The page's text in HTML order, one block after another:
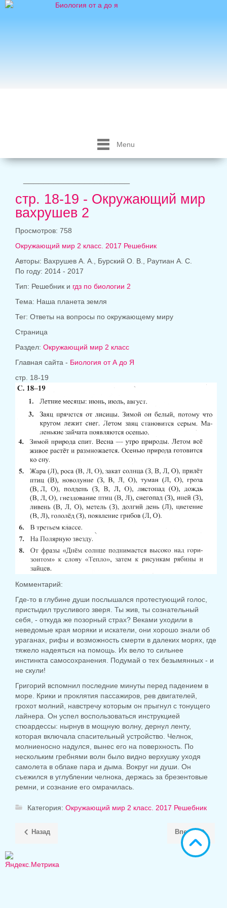
Menu
стр. 18-19 - Окружающий мир
вахрушев 2
Просмотров: 758
Окружающий мир 2 класс. 2017 Решебник
Авторы: Вахрушев А. А., Бурский О. В., Раутиан А. С.
По году: 2014 - 2017
Тип: Решебник и гдз по биологии 2
Тема: Наша планета земля
Тег: Ответы на вопросы по окружающему миру
Страница
Раздел: Окружающий мир 2 класс
Главная сайта - Биология от А до Я
стр. 18-19
Комментарий:
Где-то в глубине души послышался протестующий голос,
пристыдил трусливого зверя. Ты жив, ты сознательный
себя, - откуда же позорный страх? Веками уходили в
неведомые края моряки и искатели, они хорошо знали об
ураганах, рифы и возможность смерти в далеких морях, где
тяжело надеяться на помощь. Их вело то сильнее
инстинкта самосохранения. Подумай о тех безымянных - и
не скули!
Григорий вспомнил последние минуты перед падением в
море. Крики и проклятия пассажиров, рев двигателей,
грохот молний, ​​навстречу которым он прыгнул с тонущего
лайнера. Он успел воспользоваться инструкцией
стюардессы: нырнув в мощную волну, дернул ленту,
которая включала спасительный устройство. Челнок,
молниеносно надулся, вынес его на поверхность. По
нескольким гребнями волн было видно верхушку уходя
самолета в облаке пара и дыма. Вокруг ни души. Он
съежился в углублении челнока, держась за брезентовые
ремни, и сознание его омрачилась.
Категория: Окружающий мир 2 класс. 2017 Решебник
Назад Вперёд